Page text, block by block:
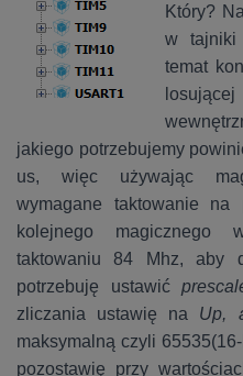
Który?
w tajniki
temat
jakiego potrzebujemy
us, więc używając
wymagane taktowanie
kolejnego magicznego
taktowaniu 84 Mhz, aby
potrzebuję ustawić
zliczania ustawię na Up,
maksymalną czyli
pozostawię przy